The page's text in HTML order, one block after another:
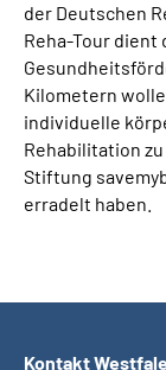
der Deutschen
Reha-Tour
Kilometern
individuelle
Rehabilitation
Stiftung
erradelt haben.
Kontakt